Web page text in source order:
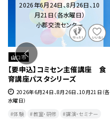
2026年6月24日、8月26日、10
月21日（各水曜日）
小郡交流センター
山口市
【要申込】コミセン主催講座 食
育講座パスタシリーズ
2026年6月24日、8月26日、10月21日（各
水曜日）
体験
教室・研修 講演・セミナー